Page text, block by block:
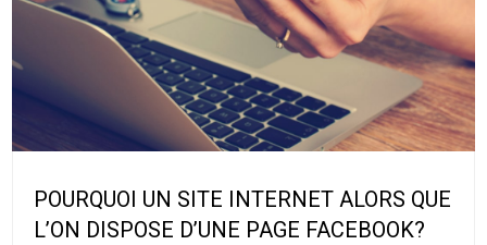
POURQUOI UN SITE INTERNET ALORS QUE
L’ON DISPOSE D’UNE PAGE FACEBOOK?